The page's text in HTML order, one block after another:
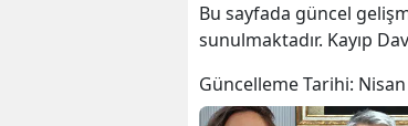
Bu sayfada güncel
sunulmaktadır. Kayıp
Güncelleme Tarihi: